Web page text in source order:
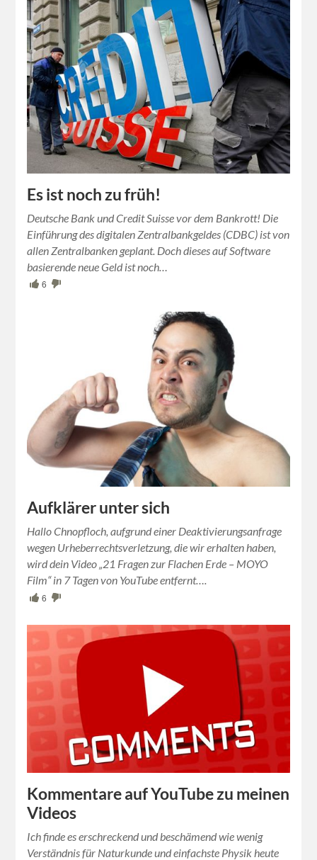
Es ist noch zu früh!
Deutsche Bank und Credit Suisse vor dem Bankrott! Die
Einführung des digitalen Zentralbankgeldes (CDBC) ist von
allen Zentralbanken geplant. Doch dieses auf Software
basierende neue Geld ist noch…
6
Aufklärer unter sich
Hallo Chnopfloch, aufgrund einer Deaktivierungsanfrage
wegen Urheberrechtsverletzung, die wir erhalten haben,
wird dein Video „21 Fragen zur Flachen Erde – MOYO
Film“ in 7 Tagen von YouTube entfernt….
6
Kommentare auf YouTube zu meinen
Videos
Ich finde es erschreckend und beschämend wie wenig
Verständnis für Naturkunde und einfachste Physik heute